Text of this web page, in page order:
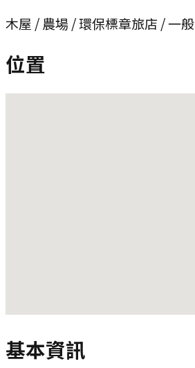
木屋 / 農場 / 環保標章旅店 / 一
位置
基本資訊